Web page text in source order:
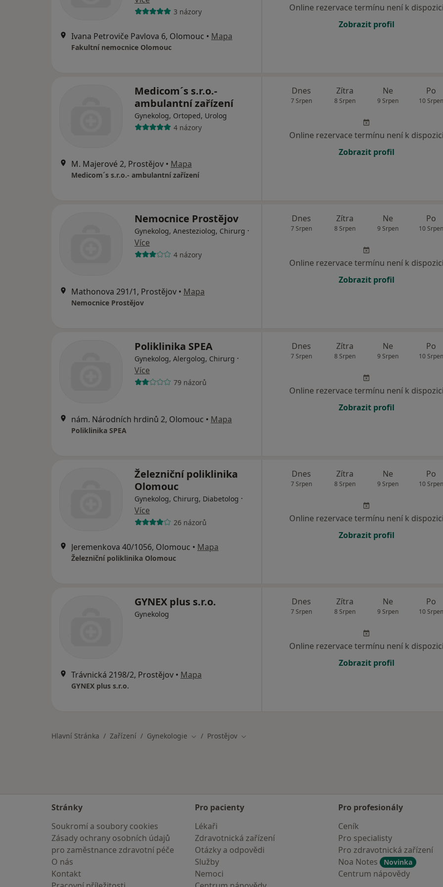
3 názory
Ivana Petroviče Pavlova 6, Olomouc • Mapa
Fakultní nemocnice Olomouc
Online rezervace termínu není k dispozici
Zobrazit profil
Medicom´s s.r.o.-
ambulantní zařízení
Gynekolog, Ortoped, Urolog
4 názory
M. Majerové 2, Prostějov • Mapa
Medicom´s s.r.o.- ambulantní zařízení
Dnes
7 Srpen
Zítra
8 Srpen
Ne
9 Srpen
Po
10 Srpen
Online rezervace termínu není k dispozici
Zobrazit profil
Nemocnice Prostějov
Gynekolog, Anesteziolog, Chirurg ·
Více
4 názory
Mathonova 291/1, Prostějov • Mapa
Nemocnice Prostějov
Dnes
7 Srpen
Zítra
8 Srpen
Ne
9 Srpen
Po
10 Srpen
Online rezervace termínu není k dispozici
Zobrazit profil
Poliklinika SPEA
Gynekolog, Alergolog, Chirurg ·
Více
79 názorů
nám. Národních hrdinů 2, Olomouc • Mapa
Poliklinika SPEA
Dnes
7 Srpen
Zítra
8 Srpen
Ne
9 Srpen
Po
10 Srpen
Online rezervace termínu není k dispozici
Zobrazit profil
Železniční poliklinika
Olomouc
Gynekolog, Chirurg, Diabetolog ·
Více
26 názorů
Jeremenkova 40/1056, Olomouc • Mapa
Železniční poliklinika Olomouc
Dnes
7 Srpen
Zítra
8 Srpen
Ne
9 Srpen
Po
10 Srpen
Online rezervace termínu není k dispozici
Zobrazit profil
GYNEX plus s.r.o.
Gynekolog
Trávnická 2198/2, Prostějov • Mapa
GYNEX plus s.r.o.
Dnes
7 Srpen
Zítra
8 Srpen
Ne
9 Srpen
Po
10 Srpen
Online rezervace termínu není k dispozici
Zobrazit profil
Hlavní Stránka Zařízení Gynekologie Změna města
Prostějov Změna města
Stránky
Soukromí a soubory cookies
Zásady ochrany osobních údajů
pro zaměstnance zdravotní péče
O nás
Kontakt
Pro pacienty
Lékaři
Zdravotnická zařízení
Otázky a odpovědi
Služby
Nemoci
Pro profesionály
Ceník
Pro specialisty
Pro zdravotnická zařízení
Noa Notes
Novinka
Centrum nápovědy